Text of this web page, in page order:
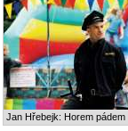
Jan Hřebejk: Horem pádem